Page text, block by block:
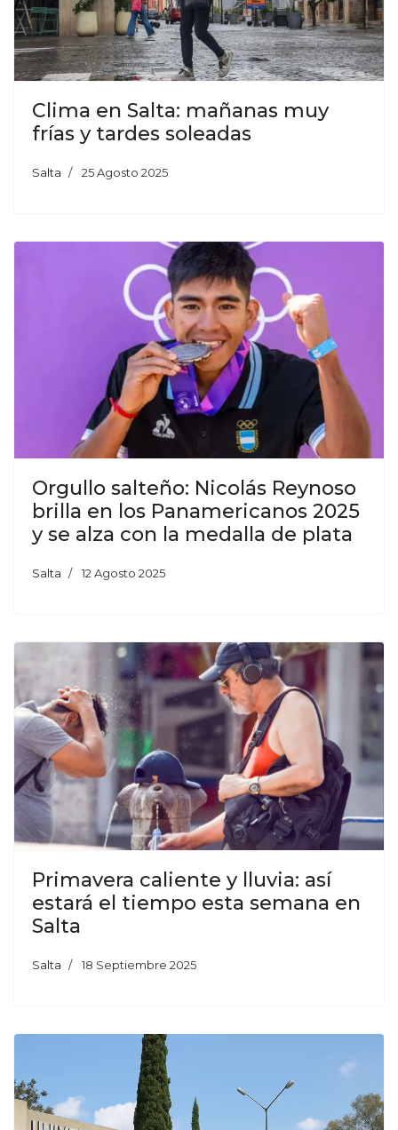
Clima en Salta: mañanas muy
frías y tardes soleadas
Salta 25 Agosto 2025
Orgullo salteño: Nicolás Reynoso
brilla en los Panamericanos 2025
y se alza con la medalla de plata
Salta 12 Agosto 2025
Primavera caliente y lluvia: así
estará el tiempo esta semana en
Salta
Salta 18 Septiembre 2025